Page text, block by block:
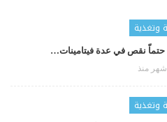
وتغذية
نقص في عدة فيتامينات…
وتغذية